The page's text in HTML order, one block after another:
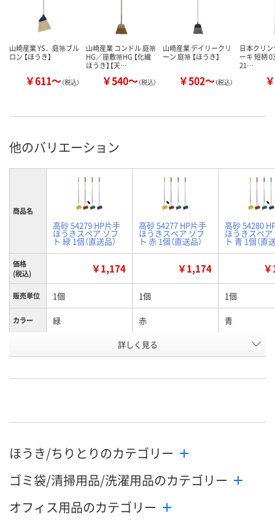
山崎産業 YS．庭箒ブル
ロン 【ほうき】
￥611～（税込）
山崎産業 コンドル 庭箒
HG／座敷箒HG 【化繊
ほうき】【天…
￥540～（税込）
山崎産業 デイリークリ
ーン 庭箒 【ほうき】
￥502～（税込）
日本クリ
ーキ 短柄
21…
他のバリエーション
商品名
高砂 54279 HP片手
ほうきスペア ソフ
ト 緑 1個（直送品）
高砂 54277 HP片手
ほうきスペア ソフ
ト 赤 1個（直送品）
高砂 54280
ほうきスペア
ト 青 1個（直
価格
(税込)
￥1,174 ￥1,174
販売単位 1個 1個 1個
カラー 緑 赤 青
WNU1181 WNU1133
カゴへ カゴへ
詳しく見る
ほうき/ちりとりのカテゴリー
ゴミ袋/清掃用品/洗濯用品のカテゴリー
オフィス用品のカテゴリー